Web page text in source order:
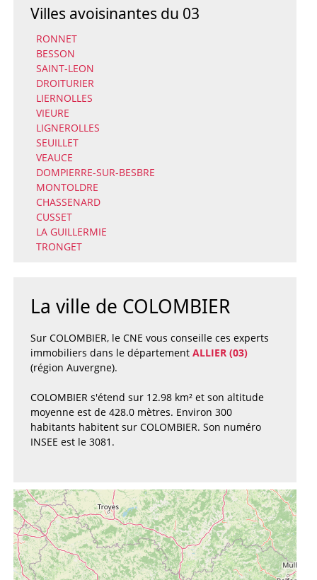
Villes avoisinantes du 03
RONNET
BESSON
SAINT-LEON
DROITURIER
LIERNOLLES
VIEURE
LIGNEROLLES
SEUILLET
VEAUCE
DOMPIERRE-SUR-BESBRE
MONTOLDRE
CHASSENARD
CUSSET
LA GUILLERMIE
TRONGET
La ville de COLOMBIER
Sur COLOMBIER, le CNE vous conseille ces experts
immobiliers dans le département ALLIER (03)
(région Auvergne).
COLOMBIER s'étend sur 12.98 km² et son altitude
moyenne est de 428.0 mètres. Environ 300
habitants habitent sur COLOMBIER. Son numéro
INSEE est le 3081.